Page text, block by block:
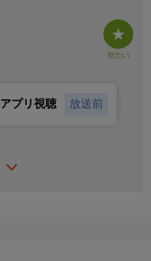
アプリ視聴 放送前